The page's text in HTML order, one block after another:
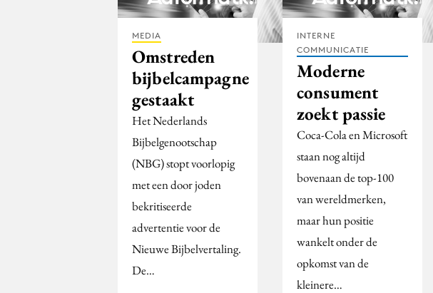
MEDIA
Omstreden
bijbelcampagne
gestaakt
Het Nederlands
Bijbelgenootschap
(NBG) stopt voorlopig
met een door joden
bekritiseerde
advertentie voor de
Nieuwe Bijbelvertaling.
De…
INTERNE
COMMUNICATIE
Moderne
consument
zoekt passie
Coca-Cola en Microsoft
staan nog altijd
bovenaan de top-100
van wereldmerken,
maar hun positie
wankelt onder de
opkomst van de
kleinere…